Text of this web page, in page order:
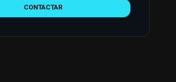
CONTACTAR